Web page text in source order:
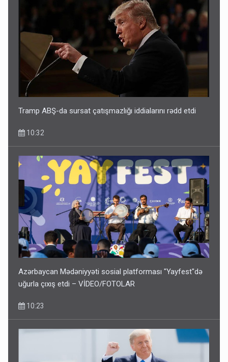
Tramp ABŞ-da sursat çatışmazlığı iddialarını rədd etdi
10:32
Azərbaycan Mədəniyyəti sosial platforması "Yayfest"də
uğurla çıxış etdi – VİDEO/FOTOLAR
10:23